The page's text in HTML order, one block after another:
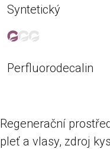
Syntetický
Perfluorodecalin
Regenerační
pleť a vlasy, zdroj